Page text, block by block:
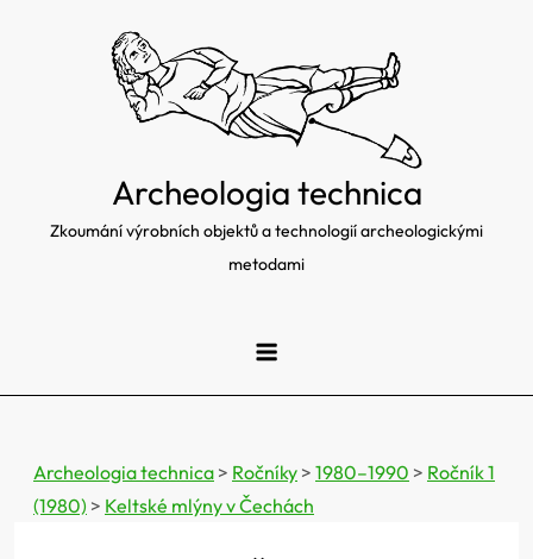
Archeologia technica
Zkoumání výrobních objektů a technologií archeologickými
metodami
Archeologia technica > Ročníky > 1980–1990 > Ročník 1
(1980) > Keltské mlýny v Čechách